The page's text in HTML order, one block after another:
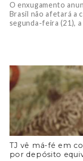
O enxugamento
Brasil não afetará a
segunda-feira (21),
TJ vê má-fé em
por depósito